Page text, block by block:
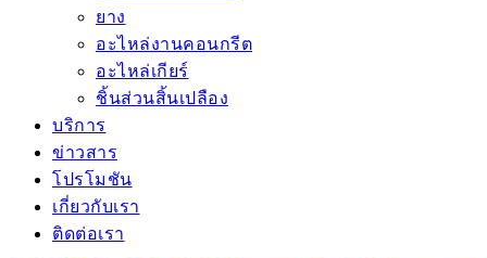
ยาง
อะไหล่งานคอนกรีต
อะไหล่เกียร์
ชิ้นส่วนสิ้นเปลือง
บริการ
ข่าวสาร
โปรโมชัน
เกี่ยวกับเรา
ติดต่อเรา